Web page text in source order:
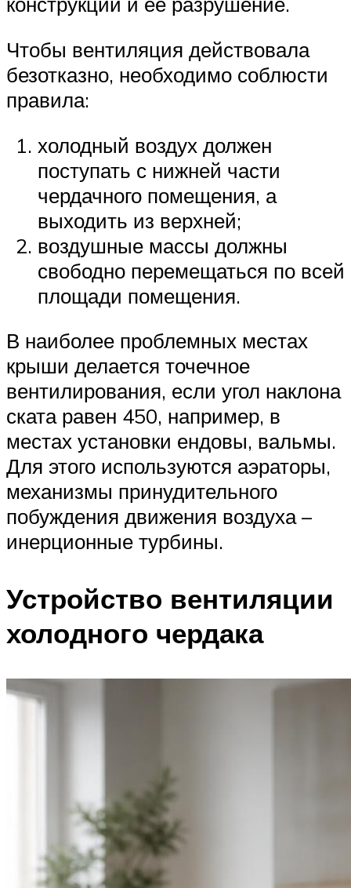
Чтобы вентиляция действовала
безотказно, необходимо соблюсти
правила:
холодный воздух должен
поступать с нижней части
чердачного помещения, а
выходить из верхней;
воздушные массы должны
свободно перемещаться по всей
площади помещения.
В наиболее проблемных местах
крыши делается точечное
вентилирования, если угол наклона
ската равен 450, например, в
местах установки ендовы, вальмы.
Для этого используются аэраторы,
механизмы принудительного
побуждения движения воздуха –
инерционные турбины.
Устройство вентиляции
холодного чердака